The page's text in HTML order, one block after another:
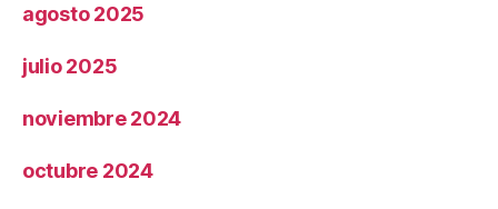
agosto 2025
julio 2025
noviembre 2024
octubre 2024